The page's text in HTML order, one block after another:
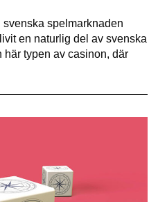
spelmarknaden
en naturlig del av svenska
typen av casinon, där